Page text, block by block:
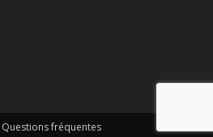
Questions fréquentes